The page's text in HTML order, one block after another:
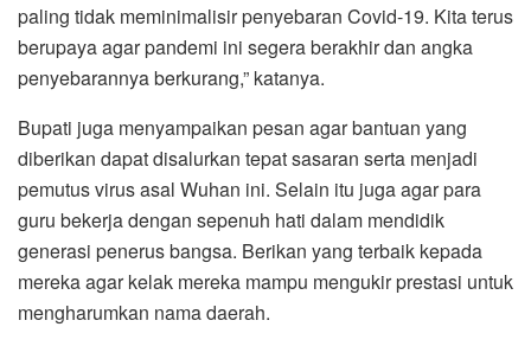
paling tidak meminimalisir penyebaran Covid-19. Kita terus
berupaya agar pandemi ini segera berakhir dan angka
penyebarannya berkurang,” katanya.
Bupati juga menyampaikan pesan agar bantuan yang
diberikan dapat disalurkan tepat sasaran serta menjadi
pemutus virus asal Wuhan ini. Selain itu juga agar para
guru bekerja dengan sepenuh hati dalam mendidik
generasi penerus bangsa. Berikan yang terbaik kepada
mereka agar kelak mereka mampu mengukir prestasi untuk
mengharumkan nama daerah.